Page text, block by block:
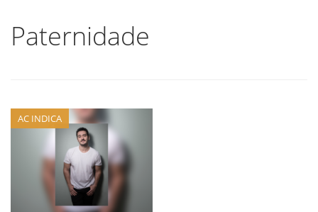
Paternidade
AC INDICA